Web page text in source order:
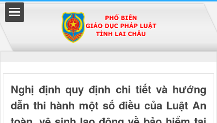
Nghị định quy định chi tiết và hướng
dẫn thi hành một số điều của Luật An
Đã kết nối EMC